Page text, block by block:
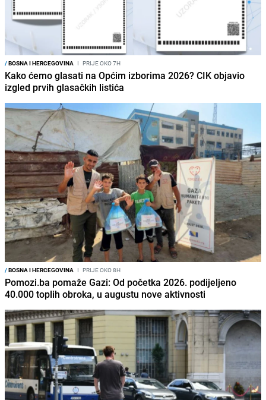
/BOSNA I HERCEGOVINA I PRIJE OKO 7H
Kako ćemo glasati na Općim izborima 2026? CIK objavio
izgled prvih glasačkih listića
/BOSNA I HERCEGOVINA I PRIJE OKO 8H
Pomozi.ba pomaže Gazi: Od početka 2026. podijeljeno
40.000 toplih obroka, u augustu nove aktivnosti